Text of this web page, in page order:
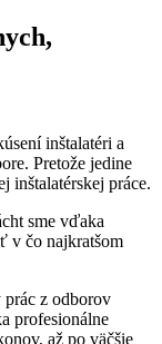
inštalatéri a
Pretože jedine
inštalatérskej práce.
sme vďaka
v čo najkratšom
prác z odborov
profesionálne
až po väčšie